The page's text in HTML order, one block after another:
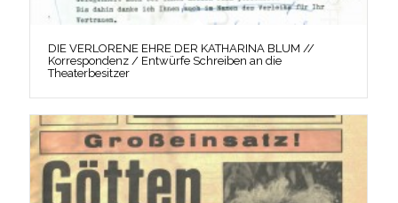
DIE VERLORENE EHRE DER KATHARINA BLUM //
Korrespondenz / Entwürfe Schreiben an die
Theaterbesitzer